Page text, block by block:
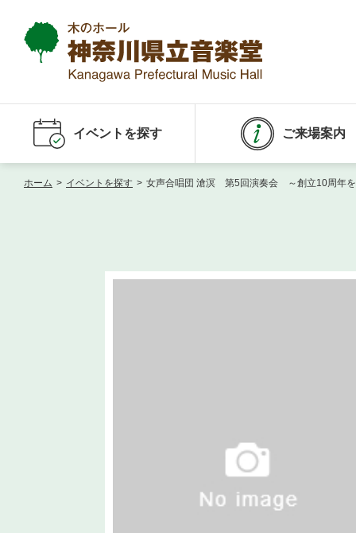
イベントを探す ご来場案内
ホーム > イベントを探す > 女声合唱団 滄溟 第5回演奏会 ～創立10周年を